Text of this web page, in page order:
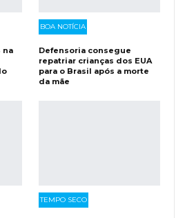
na
BOA NOTÍCIA
Defensoria consegue
repatriar crianças dos EUA
para o Brasil após a morte
da mãe
TEMPO SECO